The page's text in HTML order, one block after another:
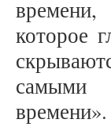
времени,
которое
самыми
времени».